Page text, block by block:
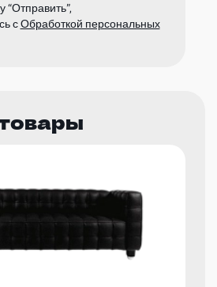
“Отправить”,
сОбработкой персональных